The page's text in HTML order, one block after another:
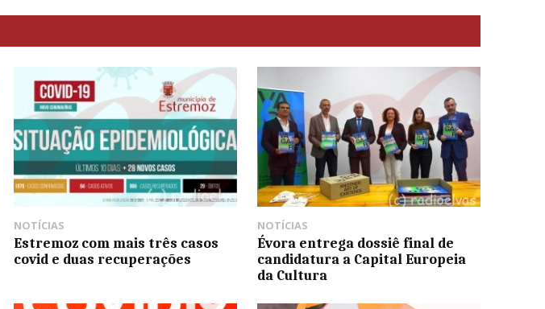
NOTÍCIAS
Estremoz com mais três casos
covid e duas recuperações
NOTÍCIAS
Évora entrega dossiê final de
candidatura a Capital Europeia
da Cultura